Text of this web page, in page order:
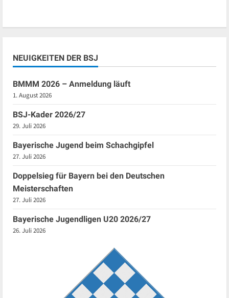
NEUIGKEITEN DER BSJ
BMMM 2026 – Anmeldung läuft
1. August 2026
BSJ-Kader 2026/27
29. Juli 2026
Bayerische Jugend beim Schachgipfel
27. Juli 2026
Doppelsieg für Bayern bei den Deutschen
Meisterschaften
27. Juli 2026
Bayerische Jugendligen U20 2026/27
26. Juli 2026